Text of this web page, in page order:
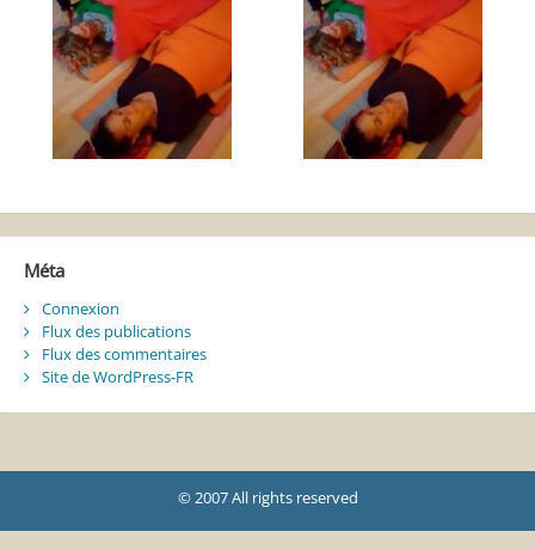
Méta
Connexion
Flux des publications
Flux des commentaires
Site de WordPress-FR
© 2007 All rights reserved